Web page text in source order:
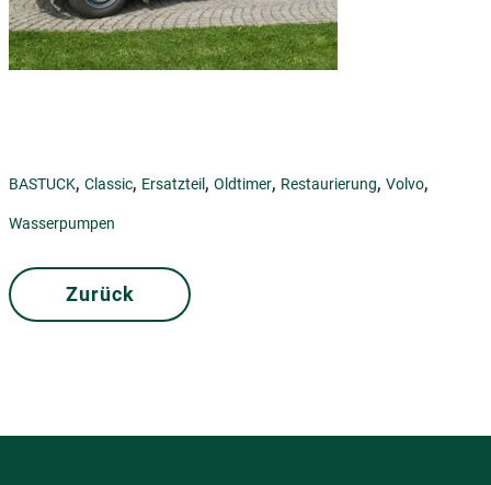
BASTUCK, Classic, Ersatzteil , Oldtimer, Restaurierung, Volvo,
Wasserpumpen
Zurück